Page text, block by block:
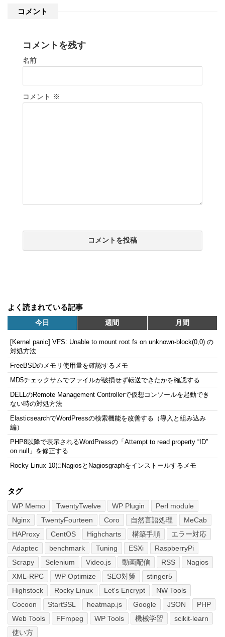
コメント
コメントを残す
名前
コメント ※
よく読まれている記事
今日 週間 月間
[Kernel panic] VFS: Unable to mount root fs on unknown-block(0,0) の
対処方法
FreeBSDのメモリ使用量を確認するメモ
MD5チェックサムでファイルが破損せず転送できたかを確認する
DELLのRemote Management Controllerで仮想コンソールを起動でき
ない時の対処方法
ElasticsearchでWordPressの検索機能を改善する（導入と組み込み
編）
PHP8以降で表示されるWordPressの「Attempt to read property “ID”
on null」を修正する
Rocky Linux 10にNagiosとNagiosgraphをインストールするメモ
タグ
WP Memo TwentyTwelve WP Plugin
Perl module
Nginx
TwentyFourteen Coro 自然言語処理
MeCab
HAProxy
CentOS Highcharts 構築手順
エラー対応
Adaptec
benchmark Tuning ESXi
RaspberryPi
Scrapy
Selenium Video.js 動画配信 RSS
Nagios
XML-RPC
WP Optimize SEO対策
stinger5
Highstock
Rocky Linux Let's Encrypt
NW Tools
Cocoon
StartSSL heatmap.js Google JSON
PHP
Web Tools
FFmpeg WP Tools 機械学習
scikit-learn
使い方